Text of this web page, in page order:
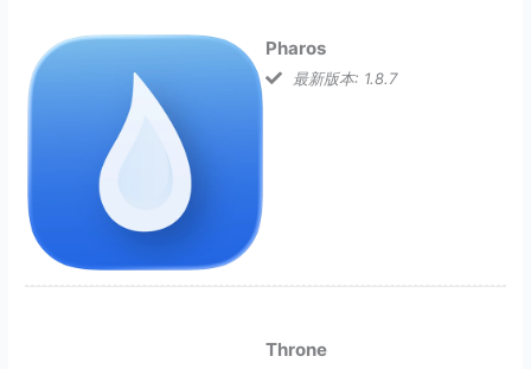
Pharos
最新版本: 1.8.7
Throne